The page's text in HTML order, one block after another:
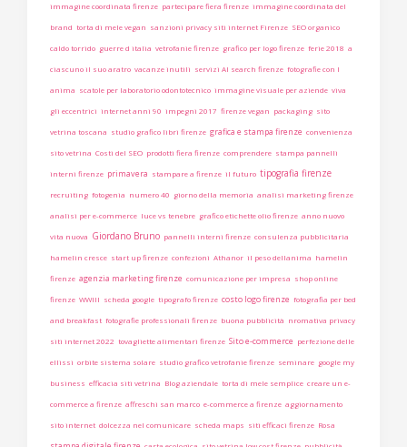
immagine coordinata firenze partecipare fiera firenze immagine coordinata del
brand torta di mele vegan sanzioni privacy siti internet Firenze SEO organico
caldo torrido guerre d italia vetrofanie firenze grafico per logo firenze ferie 2018 a
ciascuno il suo aratro vacanze inutili servizi AI search firenze fotografie con l
anima scatole per laboratorio odontotecnico immagine visuale per aziende viva
gli eccentrici internet anni 90 impegni 2017 firenze vegan packaging sito
vetrina toscana studio grafico libri firenze grafica e stampa firenze convenienza
sito vetrina Costi del SEO prodotti fiera firenze comprendere stampa pannelli
interni firenze primavera stampare a firenze il futuro tipografia firenze
recruiting fotogenia numero 40 giorno della memoria analisi marketing firenze
analisi per e-commerce luce vs tenebre grafico etichette olio firenze anno nuovo
vita nuova Giordano Bruno pannelli interni firenze consulenza pubblicitaria
hamelin cresce start up firenze confezioni Athanor il peso dellanima hamelin
firenze agenzia marketing firenze comunicazione per impresa shop online
firenze WWIII scheda google tipografo firenze costo logo firenze fotografia per bed
and breakfast fotografie professionali firenze buona pubblicità nromativa privacy
siti internet 2022 tovagliette alimentari firenze Sito e-commerce perfezione delle
ellissi orbite sistema solare studio grafico vetrofanie firenze seminare google my
business efficacia siti vetrina Blog aziendale torta di mele semplice creare un e-
commerce a firenze affreschi san marco e-commerce a firenze aggiornamento
sito internet dolcezza nel comunicare scheda maps siti efficaci firenze Rosa